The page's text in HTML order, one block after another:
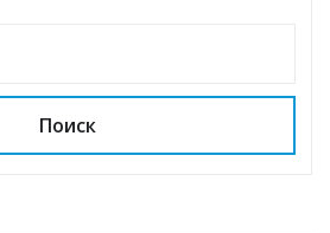
Поиск